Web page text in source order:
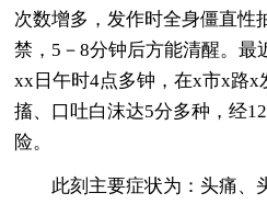
次数增多，发作时全身僵直性
禁，5－8分钟后方能清醒。最
xx日午时4点多钟，在x市x路x
搐、口吐白沫达5分多种，经
险。
此刻主要症状为：头痛、